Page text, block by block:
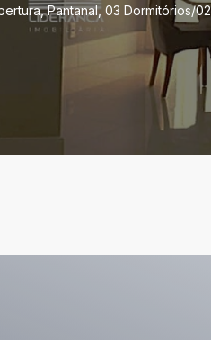
Pantanal, 03 Dormitórios/